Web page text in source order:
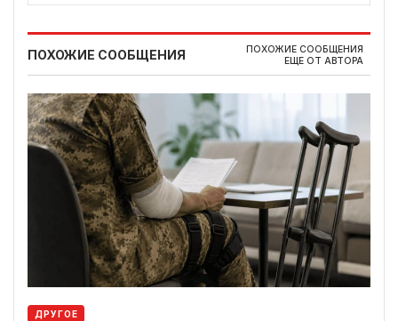
ПОХОЖИЕ СООБЩЕНИЯ
ПОХОЖИЕ СООБЩЕНИЯ
ЕЩЕ ОТ АВТОРА
ДРУГОЕ